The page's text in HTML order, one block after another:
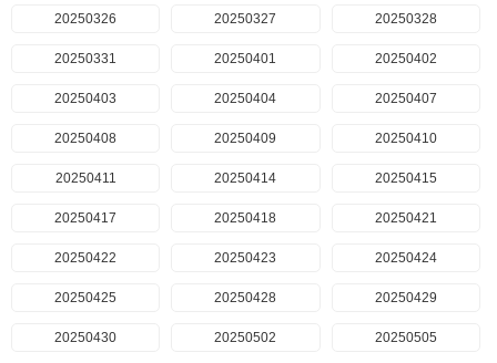
20250326 20250327 20250328
20250331 20250401 20250402
20250403 20250404 20250407
20250408 20250409 20250410
20250411 20250414 20250415
20250417 20250418 20250421
20250422 20250423 20250424
20250425 20250428 20250429
20250430 20250502 20250505